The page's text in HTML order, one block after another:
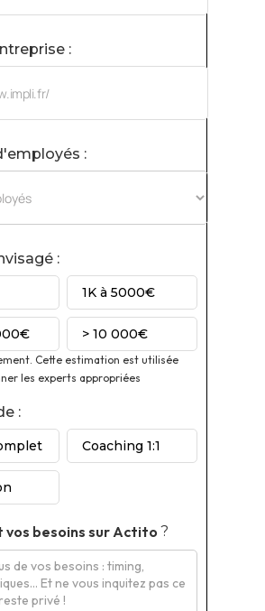
:
:
:
1K à 5000€
> 10 000€
Cette estimation est utilisée
les experts appropriées
:
Coaching 1:1
vos besoins surActito ?